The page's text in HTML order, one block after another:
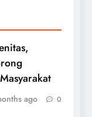
ago 0